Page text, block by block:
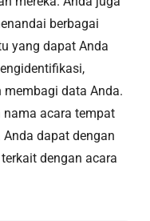
berbagai
yang dapat Anda
membagi data Anda.
acara tempat
dapat dengan
dengan acara